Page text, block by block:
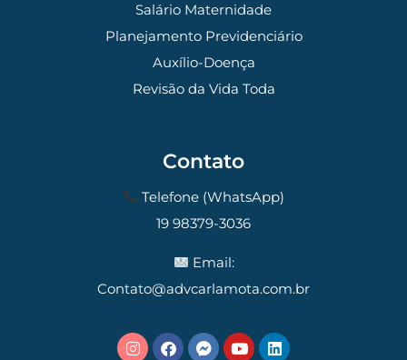
Salário Maternidade
Planejamento Previdenciário
Auxílio-Doença
Revisão da Vida Toda
Contato
Telefone (WhatsApp)
19 98379-3036
Email:
Contato@advcarlamota.com.br